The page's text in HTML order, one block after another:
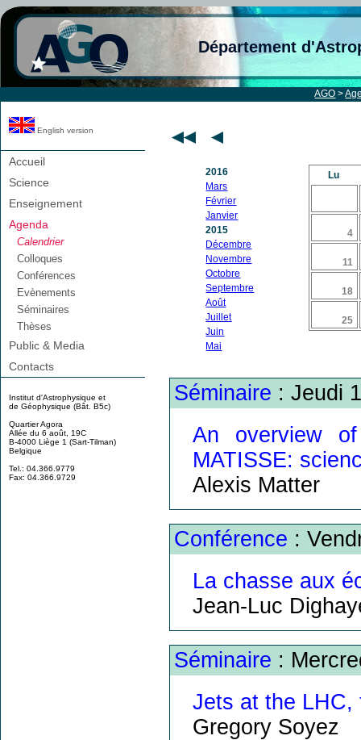
Département
AGO >
English version
Accueil
Science
Enseignement
Agenda
Calendrier
Colloques
Conférences
Evènements
Séminaires
Thèses
Public & Media
Contacts
Institut d'Astrophysique et
de Géophysique (Bât. B5c)
Quartier Agora
Allée du 6 août, 19C
B-4000 Liège 1 (Sart-Tilman)
Belgique
Tel.: 04.366.9779
Fax: 04.366.9729
2016
Mars
Février
Janvier
2015
Décembre
Novembre
Octobre
Septembre
Août
Juillet
Juin
Mai
Lu
4
11
18
25
Séminaire : Jeudi
An overview of
MATISSE:
Alexis Matter
Conférence :
La chasse aux
Jean-Luc
Séminaire :
Jets at the LHC,
Gregory Soyez